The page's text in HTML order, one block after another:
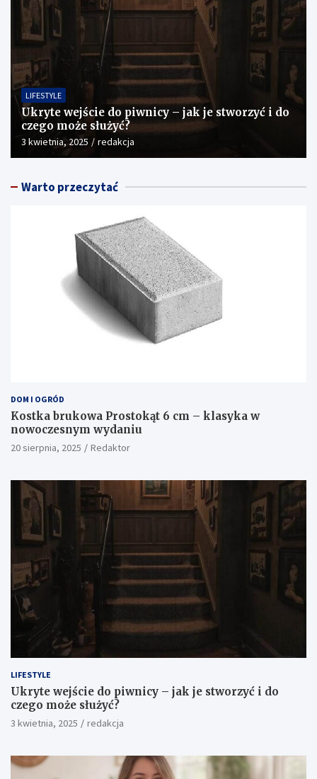
LIFESTYLE
Ukryte wejście do piwnicy – jak je stworzyć i do
czego może służyć?
3 kwietnia, 2025 redakcja
Warto przeczytać
DOM I OGRÓD
Kostka brukowa Prostokąt 6 cm – klasyka w
nowoczesnym wydaniu
20 sierpnia, 2025 Redaktor
LIFESTYLE
Ukryte wejście do piwnicy – jak je stworzyć i do
czego może służyć?
3 kwietnia, 2025 redakcja